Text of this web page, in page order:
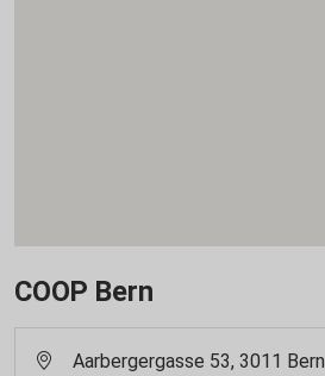
COOP Bern
Aarbergergasse 53, 3011 Bern